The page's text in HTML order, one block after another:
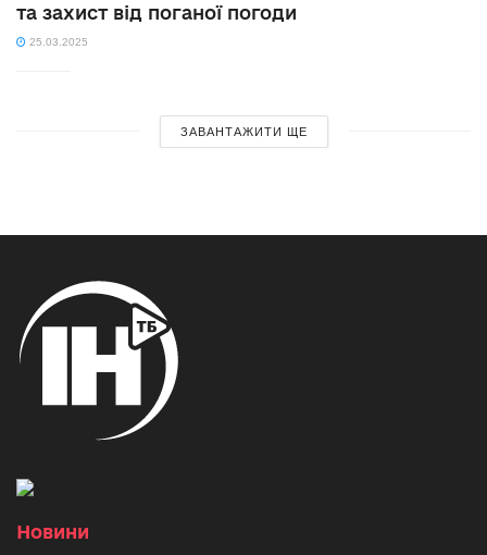
та захист від поганої погоди
25.03.2025
ЗАВАНТАЖИТИ ЩЕ
Новини